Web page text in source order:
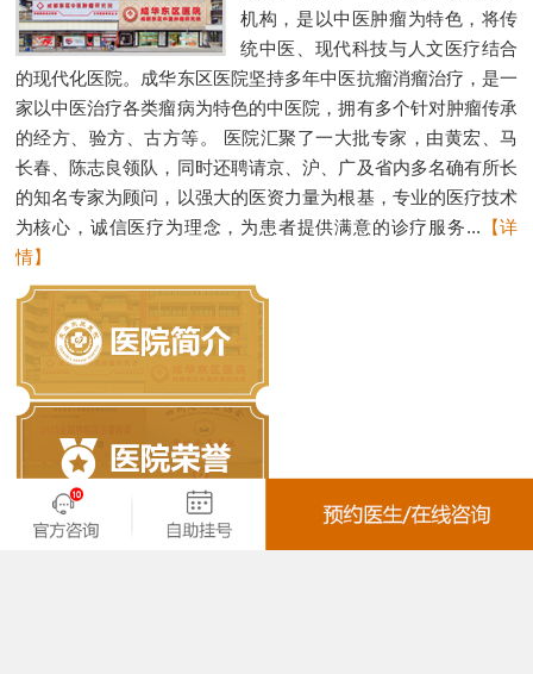
机构，是以中医肿瘤为特色，将传
统中医、现代科技与人文医疗结合
的现代化医院。成华东区医院坚持多年中医抗瘤消瘤治疗，是一
家以中医治疗各类瘤病为特色的中医院，拥有多个针对肿瘤传承
的经方、验方、古方等。 医院汇聚了一大批专家，由黄宏、马
长春、陈志良领队，同时还聘请京、沪、广及省内多名确有所长
的知名专家为顾问，以强大的医资力量为根基，专业的医疗技术
为核心，诚信医疗为理念，为患者提供满意的诊疗服务... 【详
情】